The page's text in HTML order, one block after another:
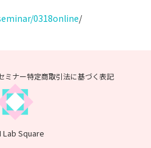
nar/0318online/
ミナー特定商取引法に基づく表記
Lab Square